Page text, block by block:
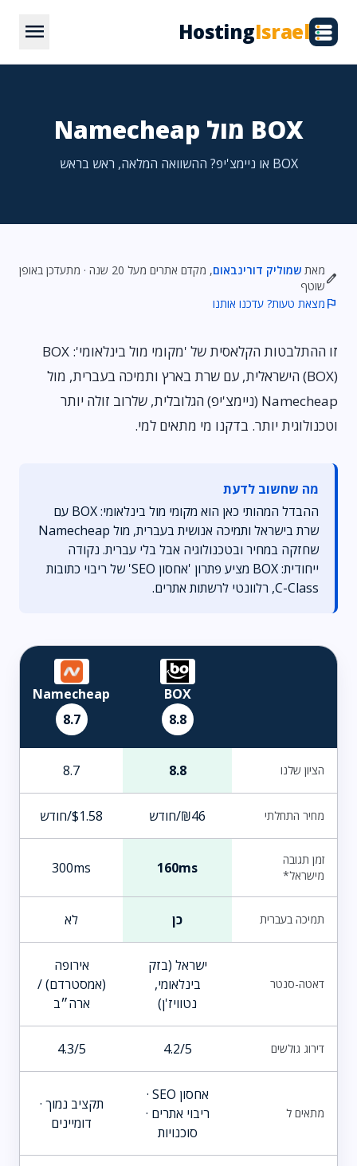
HostingIsrael
menu
BOX מול Namecheap
BOX או ניימצ'יפ? ההשוואה המלאה, ראש בראש
edit
מאת שמוליק דורינבאום
, מקדם אתרים מעל 20 שנה · מתעדכן באופן
שוטף
flag מצאת טעות? עדכנו אותנו
זו ההתלבטות הקלאסית של 'מקומי מול בינלאומי': BOX
(BOX) הישראלית, עם שרת בארץ ותמיכה בעברית, מול
Namecheap (ניימצ'יפ) הגלובלית, שלרוב זולה יותר
וטכנולוגית יותר. בדקנו מי מתאים למי.
מה שחשוב לדעת
ההבדל המהותי כאן הוא מקומי מול בינלאומי: BOX עם
שרת בישראל ותמיכה אנושית בעברית, מול Namecheap
שחזקה במחיר ובטכנולוגיה אבל בלי עברית. נקודה
ייחודית: BOX מציע פתרון 'אחסון SEO' של ריבוי כתובות
C-Class, רלוונטי לרשתות אתרים.
BOX
8.8
Namecheap
8.7
הציון שלנו 8.8
8.7
מחיר התחלתי ₪46/חודש $1.58/חודש
זמן תגובה
מישראל*
160ms
300ms
תמיכה בעברית כן לא
דאטה-סנטר
ישראל (בזק
בינלאומי,
נטוויז'ן)
אירופה
(אמסטרדם) /
ארה״ב
דירוג גולשים 4.2/5
4.3/5
מתאים ל
אחסון SEO ·
ריבוי אתרים ·
סוכנויות
תקציב נמוך ·
דומיינים